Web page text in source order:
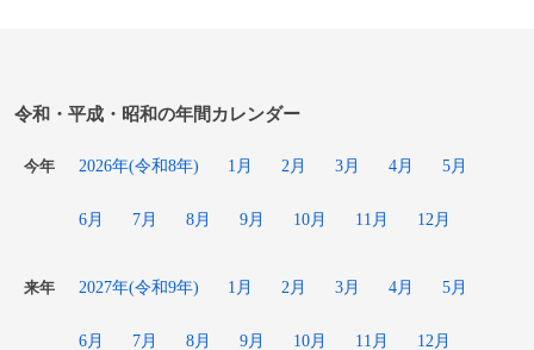
令和・平成・昭和の年間カレンダー
今年 2026年(令和8年) 1月 2月 3月 4月 5月
6月 7月 8月 9月 10月 11月 12月
来年 2027年(令和9年) 1月 2月 3月 4月 5月
6月 7月 8月 9月 10月 11月 12月